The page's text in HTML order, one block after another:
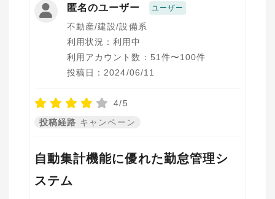
匿名のユーザー ユーザー
不動産/建設/設備系
利用状況：利用中
利用アカウント数：51件〜100件
投稿日：2024/06/11
4/5
投稿経路 キャンペーン
自動集計機能に優れた勤怠管理シ
ステム